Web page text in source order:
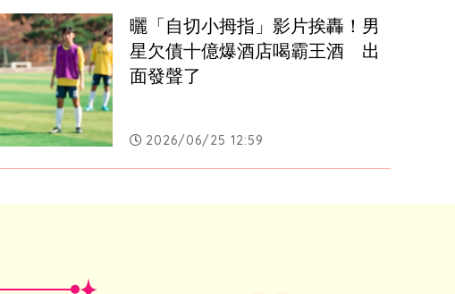
曬「自切小拇指」影片挨轟！男
星欠債十億爆酒店喝霸王酒　出
面發聲了
2026/06/25 12:59